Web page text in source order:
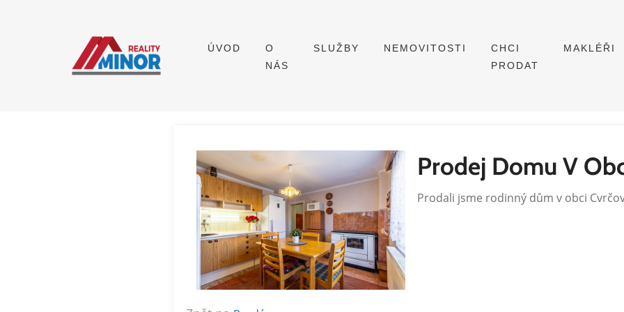
ÚVOD
O
NÁS
SLUŽBY NEMOVITOSTI
CHCI
PRODAT
MAKLÉŘI
Prodej Domu V
Prodali jsme rodinný dům v obci